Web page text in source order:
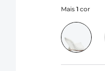
Mais 1 cor